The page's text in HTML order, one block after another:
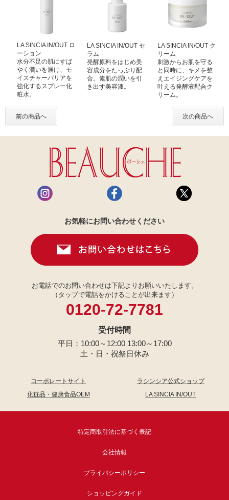
LA SINCIA IN/OUT ロ
ーション
水分不足の肌にすば
やく潤いを届け、モ
イスチャーバリアを
強化するスプレー化
粧水。
LA SINCIA IN/OUT セ
ラム
発酵原料をはじめ美
容成分をたっぷり配
合。素肌の潤いを引
き出す美容液。
LA SINCIA IN/OUT ク
リーム
刺激からお肌を守る
と同時に、キメを整
えエイジングケアを
叶える発酵液配合ク
リーム。
前の商品へ 次の商品へ
お気軽にお問い合わせください
お電話でのお問い合わせは下記よりお願いいたします。
（タップで電話をかけることが出来ます）
0120-72-7781
受付時間
平日：10:00～12:00 13:00～17:00
土・日・祝祭日休み
コーポレートサイト
ラシンシア公式ショップ
化粧品・健康食品OEM
LA SINCIA IN/OUT
特定商取引法に基づく表記
会社情報
プライバシーポリシー
ショッピングガイド